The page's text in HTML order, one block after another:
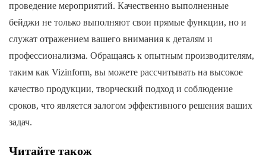
проведение мероприятий. Качественно выполненные
бейджи не только выполняют свои прямые функции, но и
служат отражением вашего внимания к деталям и
профессионализма. Обращаясь к опытным производителям,
таким как Vizinform, вы можете рассчитывать на высокое
качество продукции, творческий подход и соблюдение
сроков, что является залогом эффективного решения ваших
задач.
Читайте також